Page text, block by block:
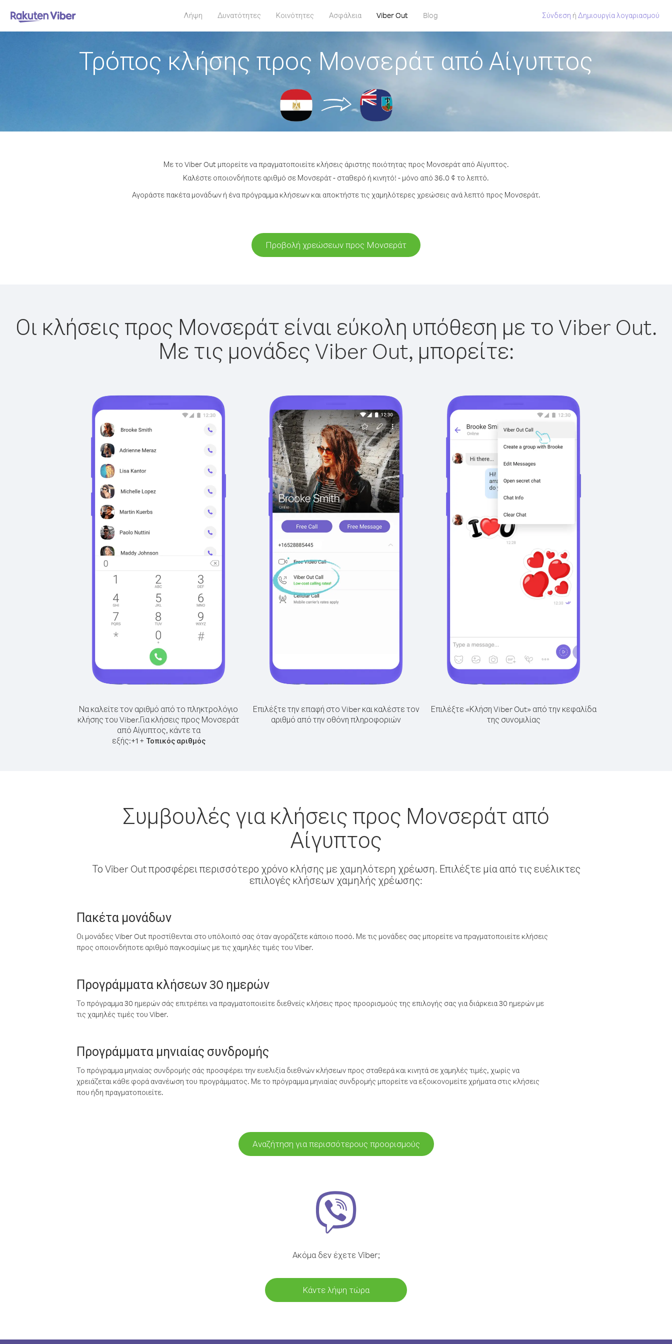
Λήψη Δυνατότητες Κοινότητες Ασφάλεια Viber Out Blog Σύνδεση ή Δημιουργία λογαριασμού
Τρόπος κλήσης προς Μονσεράτ από Αίγυπτος
Με το Viber Out μπορείτε να πραγματοποιείτε κλήσεις άριστης ποιότητας προς Μονσεράτ από Αίγυπτος.
Καλέστε οποιονδήποτε αριθμό σε Μονσεράτ - σταθερό ή κινητό! - μόνο από 36.0 ¢ το λεπτό.
Αγοράστε πακέτα μονάδων ή ένα πρόγραμμα κλήσεων και αποκτήστε τις χαμηλότερες χρεώσεις ανά λεπτό προς Μονσεράτ.
Προβολή χρεώσεων προς Μονσεράτ
Οι κλήσεις προς Μονσεράτ είναι εύκολη υπόθεση με το Viber Out.
Με τις μονάδες Viber Out, μπορείτε:
Να καλείτε τον αριθμό από το πληκτρολόγιο
κλήσης του Viber.Για κλήσεις προς Μονσεράτ
από Αίγυπτος, κάντε τα
εξής:+1+ Τοπικός αριθμός
Επιλέξτε την επαφή στο Viber και καλέστε τον
αριθμό από την οθόνη πληροφοριών
Επιλέξτε «Κλήση Viber Out» από την κεφαλίδα
της συνομιλίας
Συμβουλές για κλήσεις προς Μονσεράτ από
Αίγυπτος
Το Viber Out προσφέρει περισσότερο χρόνο κλήσης με χαμηλότερη χρέωση. Επιλέξτε μία από τις ευέλικτες
επιλογές κλήσεων χαμηλής χρέωσης:
Πακέτα μονάδων
Οι μονάδες Viber Out προστίθενται στο υπόλοιπό σας όταν αγοράζετε κάποιο ποσό. Με τις μονάδες σας μπορείτε να πραγματοποιείτε κλήσεις
προς οποιονδήποτε αριθμό παγκοσμίως με τις χαμηλές τιμές του Viber.
Προγράμματα κλήσεων 30 ημερών
Το πρόγραμμα 30 ημερών σάς επιτρέπει να πραγματοποιείτε διεθνείς κλήσεις προς προορισμούς της επιλογής σας για διάρκεια 30 ημερών με
τις χαμηλές τιμές του Viber.
Προγράμματα μηνιαίας συνδρομής
Το πρόγραμμα μηνιαίας συνδρομής σάς προσφέρει την ευελιξία διεθνών κλήσεων προς σταθερά και κινητά σε χαμηλές τιμές, χωρίς να
χρειάζεται κάθε φορά ανανέωση του προγράμματος. Με το πρόγραμμα μηνιαίας συνδρομής μπορείτε να εξοικονομείτε χρήματα στις κλήσεις
που ήδη πραγματοποιείτε.
Αναζήτηση για περισσότερους προορισμούς
Ακόμα δεν έχετε Viber;
Κάντε λήψη τώρα